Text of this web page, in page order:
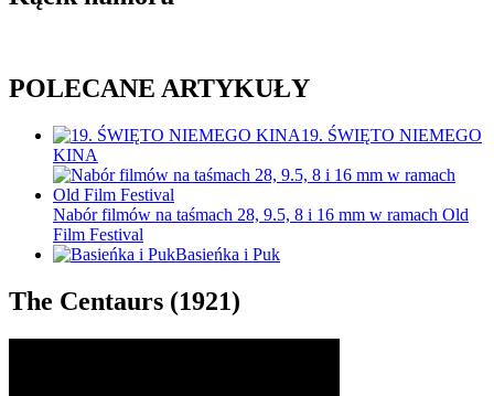
POLECANE ARTYKUŁY
19. ŚWIĘTO NIEMEGO
KINA
Nabór filmów na taśmach 28, 9.5, 8 i 16 mm w ramach Old
Film Festival
Basieńka i Puk
The Centaurs (1921)